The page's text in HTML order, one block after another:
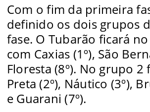
Com o fim da primeira
definido os dois grupos
fase. O Tubarão ficará
com Caxias (1º), São
Floresta (8º). No grupo 2
Preta (2º), Náutico (3º),
e Guarani (7º).